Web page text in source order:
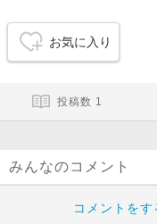
お気に入り
投稿数 1
みんなのコメント
コメントをす